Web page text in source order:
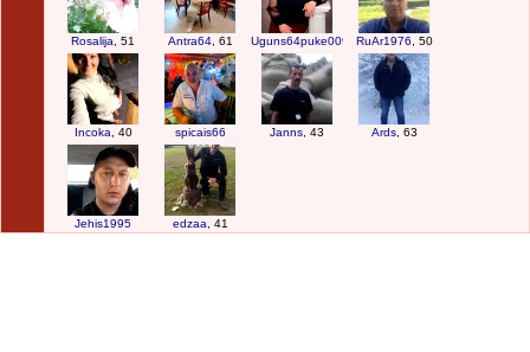
Rosalija , 51 Antra64, 61 Uguns64puke009 RuAr1976 , 50
Incoka , 40 spicais66 Janns , 43 Ards, 63
Jehis1995 edzaa , 41